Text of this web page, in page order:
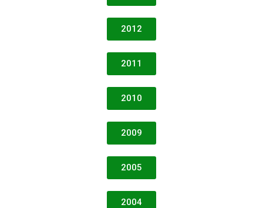
2012
2011
2010
2009
2005
2004